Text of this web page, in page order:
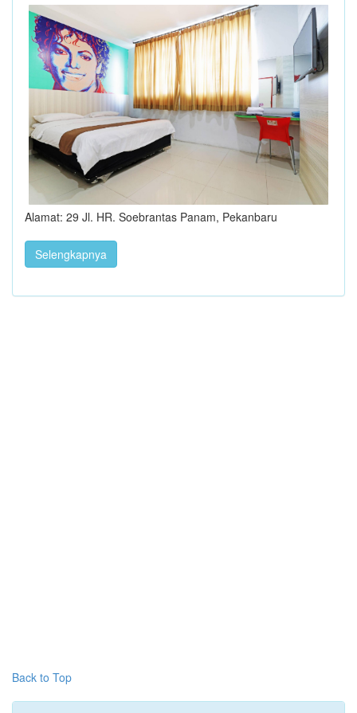
Alamat: 29 Jl. HR. Soebrantas Panam, Pekanbaru
Selengkapnya
Back to Top